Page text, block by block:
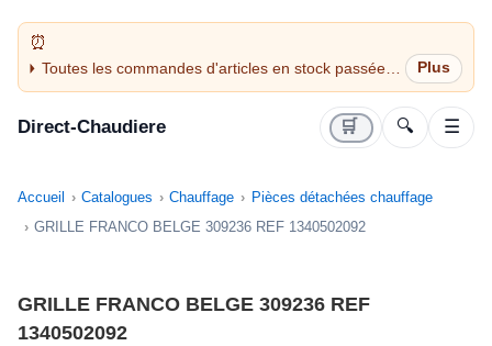
Toutes les commandes d'articles en stock passées
avant 14H sont expédiées le jour même (jours
Direct-Chaudiere 🛒 🔍 ☰
Accueil Catalogues Chauffage
Pièces détachées chauffage
GRILLE FRANCO BELGE 309236 REF 1340502092
GRILLE FRANCO BELGE 309236 REF
1340502092